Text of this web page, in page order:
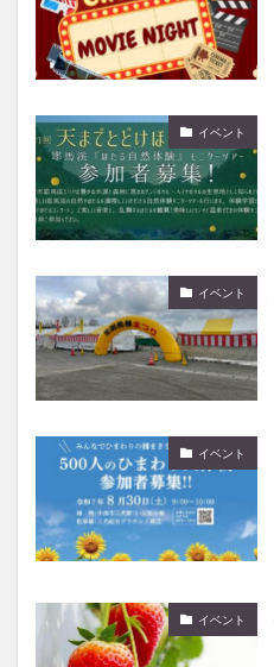
イベント
イベント
イベント
イベント